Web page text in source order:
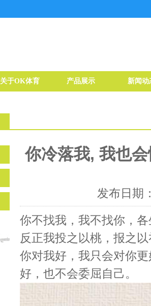
关于OK体育 产品展示 新闻动
你冷落我, 我也
发布日期
你不找我，我不找你，
反正我投之以桃，报之
你对我好，我只会对你
好，也不会委屈自己。